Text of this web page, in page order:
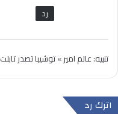
رد
تنبيه:عالم امير » توشيبا تصدر تابلت REGZA AT501 بالجيلي بين في اليابان
اترك رد